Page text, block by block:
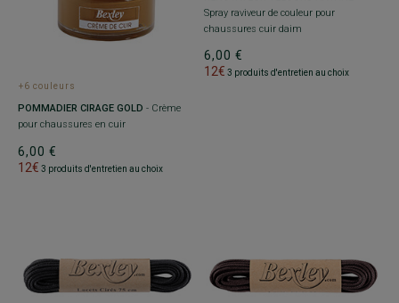
+6 couleurs
POMMADIER CIRAGE GOLD - Crème
pour chaussures en cuir
6,00 €
12€ 3 produits d'entretien au choix
Spray raviveur de couleur pour
chaussures cuir daim
6,00 €
12€ 3 produits d'entretien au choix